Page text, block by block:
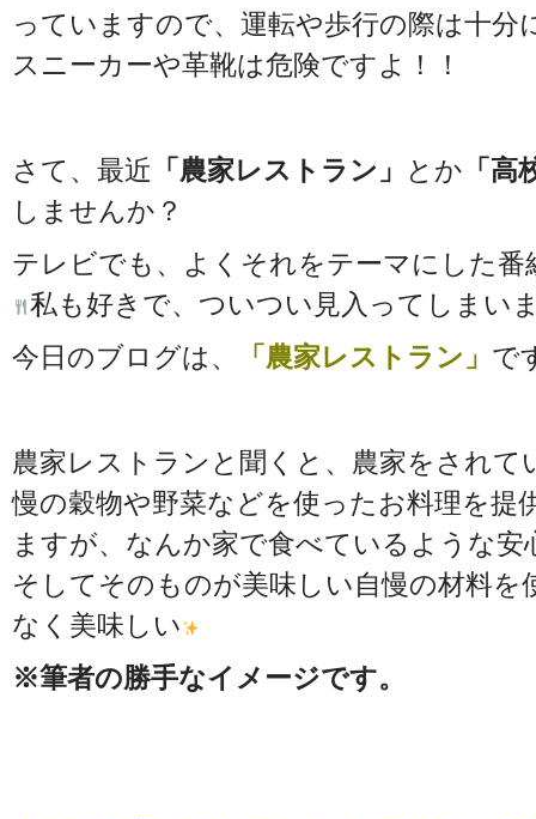
っていますので、運転や歩行の際は十
スニーカーや革靴は危険ですよ！！
さて、最近 「農家レストラン」 とか 「
しませんか？
テレビでも、よくそれをテーマにした
私も好きで、ついつい見入ってしまい
今日のブログは、
「農家レストラン」 で
農家レストランと聞くと、農家をされて
慢の穀物や野菜などを使ったお料理を提
ますが、なんか家で食べているような
そしてそのものが美味しい自慢の材料
なく美味しい
※筆者の勝手なイメージです。